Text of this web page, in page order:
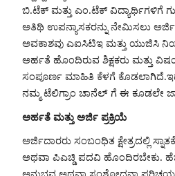
ಬಿ.ಟೆಕ್ ಮತ್ತು ಎಂ.ಟೆಕ್ ವಿದ್ಯಾರ್ಥಿಗಳಿಗೆ
ಅತಿಥಿ ಉಪನ್ಯಾಸಕರನ್ನು ನೇಮಿಸಲು
ಅವಕಾಶವು ಎಐಸಿಟಿಇ ಮತ್ತು ಯುಜಿಸಿ
ಅರ್ಹತೆ ಹೊಂದಿರುವ ಶಿಕ್ಷಕರು ಮತ್ತು
ಸಂಪೂರ್ಣ ಮಾಹಿತಿ ಕೆಳಗೆ
ನಮ್ಮ ಟೆಲಿಗ್ರಾಂ ಚಾನೆಲ್ ಗೆ ಈ ಕೂಡಲೇ
ಅರ್ಹತೆ ಮತ್ತು ಅರ್ಜಿ ಪ್ರಕ್ರಿಯೆ
ಅರ್ಜಿದಾರರು ಸಂಬಂಧಿತ ಕ್ಷೇತ್ರದಲ್ಲಿ
ಅಥವಾ ಪಿಎಚ್ಡಿ ಪದವಿ ಹೊಂದಿರಬೇಕು.